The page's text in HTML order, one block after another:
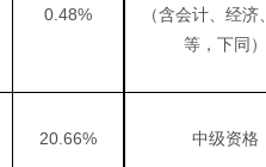
0.48%
（含会计、经济
等，下同
20.66% 中级资格